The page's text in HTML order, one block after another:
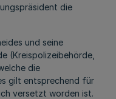
die
und seine
(Kreispolizeibehörde,
die
gilt entsprechend für
versetzt worden ist.